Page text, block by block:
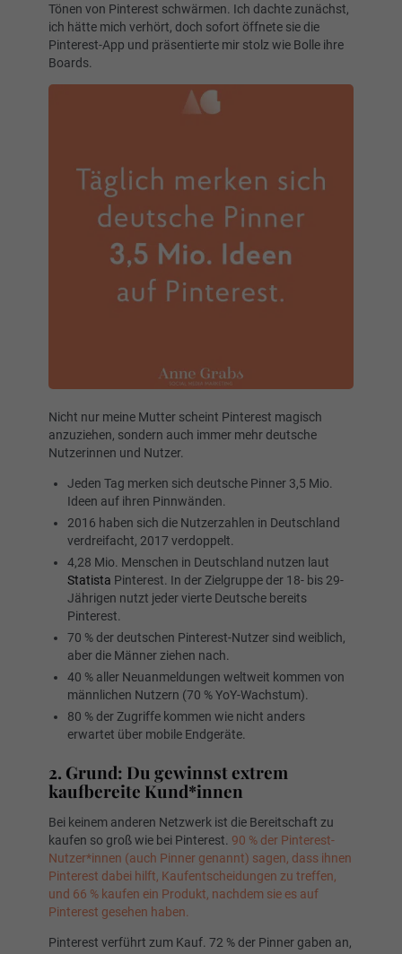
Tönen von Pinterest schwärmen. Ich dachte zunächst,
ich hätte mich verhört, doch sofort öffnete sie die
Pinterest-App und präsentierte mir stolz wie Bolle ihre
Boards.
Nicht nur meine Mutter scheint Pinterest magisch
anzuziehen, sondern auch immer mehr deutsche
Nutzerinnen und Nutzer.
Jeden Tag merken sich deutsche Pinner 3,5 Mio.
Ideen auf ihren Pinnwänden.
2016 haben sich die Nutzerzahlen in Deutschland
verdreifacht, 2017 verdoppelt.
4,28 Mio. Menschen in Deutschland nutzen laut
Statista Pinterest. In der Zielgruppe der 18- bis 29-
Jährigen nutzt jeder vierte Deutsche bereits
Pinterest.
70 % der deutschen Pinterest-Nutzer sind weiblich,
aber die Männer ziehen nach.
40 % aller Neuanmeldungen weltweit kommen von
männlichen Nutzern (70 % YoY-Wachstum).
80 % der Zugriffe kommen wie nicht anders
erwartet über mobile Endgeräte.
2. Grund: Du gewinnst extrem
kaufbereite Kund*innen
Bei keinem anderen Netzwerk ist die Bereitschaft zu
kaufen so groß wie bei Pinterest. 90 % der Pinterest-
Nutzer*innen (auch Pinner genannt) sagen, dass ihnen
Pinterest dabei hilft, Kaufentscheidungen zu treffen,
und 66 % kaufen ein Produkt, nachdem sie es auf
Pinterest gesehen haben.
Pinterest verführt zum Kauf. 72 % der Pinner gaben an,